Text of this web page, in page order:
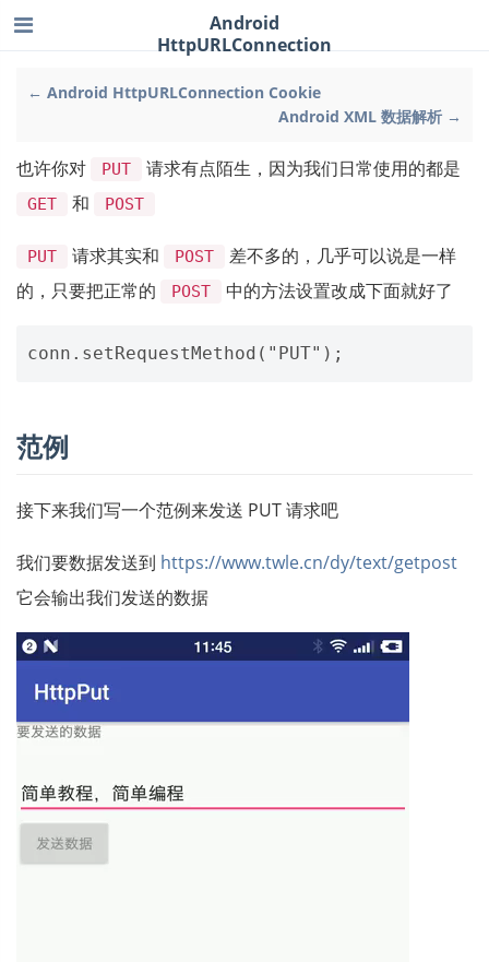
← Android HttpURLConnection Cookie
Android XML 数据解析 →
Android
HttpURLConnection
也许你对 PUT 请求有点陌生，因为我们日常使用的都是
GET 和 POST
PUT 请求其实和 POST
差不多的，几乎可以说是一样
的，只要把正常的
POST 中的方法设置改成下面就好了
范例
接下来我们写一个范例来发送 PUT 请求吧
我们要数据发送到 https://www.twle.cn/dy/text/getpost
它会输出我们发送的数据